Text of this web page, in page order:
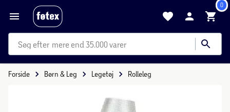
0
mere end 35.000 varer
Forside Børn & Leg Legetøj Rolleleg